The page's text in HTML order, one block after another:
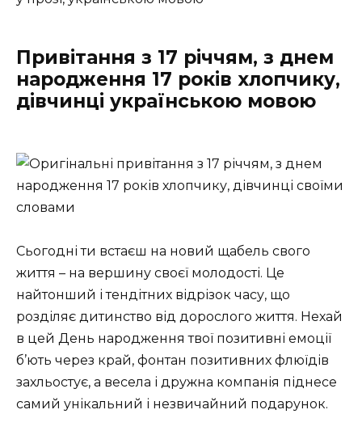
Привітання з 17 річчям, з днем
народження 17 років хлопчику,
дівчинці українською мовою
Сьогодні ти встаєш на новий щабель свого
життя – на вершину своєї молодості. Це
найтонший і тендітних відрізок часу, що
розділяє дитинство від дорослого життя. Нехай
в цей День народження твої позитивні емоції
б’ють через край, фонтан позитивних флюїдів
захльостує, а весела і дружна компанія піднесе
самий унікальний і незвичайний подарунок.